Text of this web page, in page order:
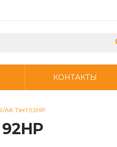
КОНТАКТЫ
Tier1 92HP